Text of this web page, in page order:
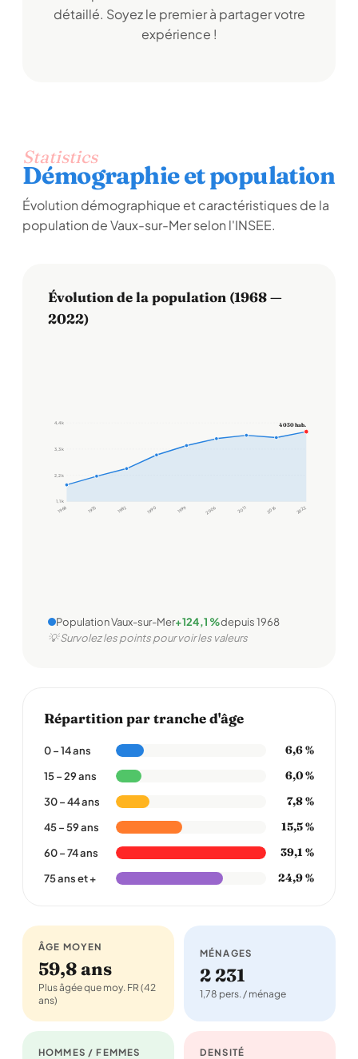
détaillé. Soyez le premier à partager votre
expérience !
Statistics
Démographie et population
Évolution démographique et caractéristiques de la
population de Vaux-sur-Mer selon l'INSEE.
Évolution de la population (1968 —
2022)
1,1 k
2,2 k
3,3 k
4,4 k
1968 1975 1982 1990 1999 2006 2011 2016 2022
4 030 hab.
Population Vaux-sur-Mer+124,1 %depuis 1968
💡 Survolez les points pour voir les valeurs
Répartition par tranche d'âge
0 – 14 ans 6,6 %
15 – 29 ans 6,0 %
30 – 44 ans 7,8 %
45 – 59 ans 15,5 %
60 – 74 ans 39,1 %
75 ans et + 24,9 %
ÂGE MOYEN
59,8 ans
Plus âgée que moy. FR (42
ans)
MÉNAGES
2 231
1,78 pers. / ménage
HOMMES / FEMMES DENSITÉ